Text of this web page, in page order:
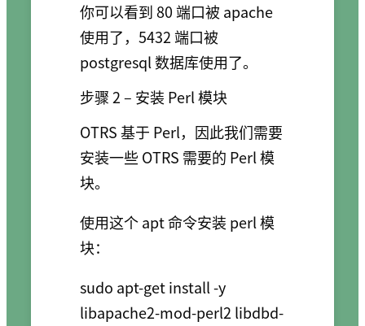
你可以看到 80 端口被 apache
使用了，5432 端口被
postgresql 数据库使用了。
步骤 2 – 安装 Perl 模块
OTRS 基于 Perl，因此我们需要
安装一些 OTRS 需要的 Perl 模
块。
使用这个 apt 命令安装 perl 模
块：
sudo apt-get install -y
libapache2-mod-perl2 libdbd-